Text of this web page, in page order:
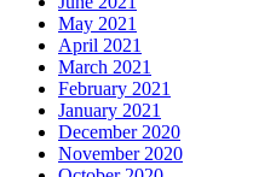
May 2021
April 2021
March 2021
February 2021
January 2021
December 2020
November 2020